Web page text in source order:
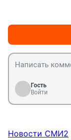
Гость
Войти
Новости СМИ2